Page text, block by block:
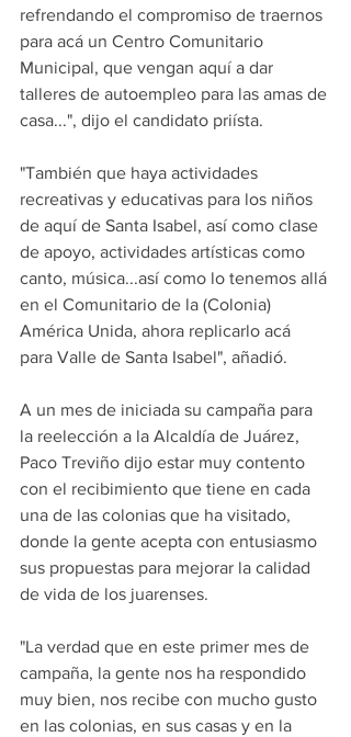
refrendando el compromiso de traernos
para acá un Centro Comunitario
Municipal, que vengan aquí a dar
talleres de autoempleo para las amas de
casa...", dijo el candidato priísta.
"También que haya actividades
recreativas y educativas para los niños
de aquí de Santa Isabel, así como clase
de apoyo, actividades artísticas como
canto, música...así como lo tenemos allá
en el Comunitario de la (Colonia)
América Unida, ahora replicarlo acá
para Valle de Santa Isabel", añadió.
A un mes de iniciada su campaña para
la reelección a la Alcaldía de Juárez,
Paco Treviño dijo estar muy contento
con el recibimiento que tiene en cada
una de las colonias que ha visitado,
donde la gente acepta con entusiasmo
sus propuestas para mejorar la calidad
de vida de los juarenses.
"La verdad que en este primer mes de
campaña, la gente nos ha respondido
muy bien, nos recibe con mucho gusto
en las colonias, en sus casas y en la